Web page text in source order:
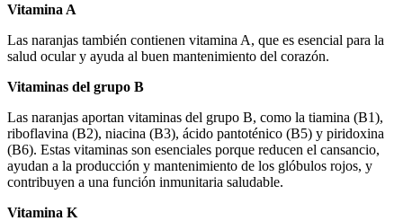
Vitamina A
Las naranjas también contienen vitamina A, que es esencial para la
salud ocular y ayuda al buen mantenimiento del corazón.
Vitaminas del grupo B
Las naranjas aportan vitaminas del grupo B, como la tiamina (B1),
riboflavina (B2), niacina (B3), ácido pantoténico (B5) y piridoxina
(B6). Estas vitaminas son esenciales porque reducen el cansancio,
ayudan a la producción y mantenimiento de los glóbulos rojos, y
contribuyen a una función inmunitaria saludable.
Vitamina K